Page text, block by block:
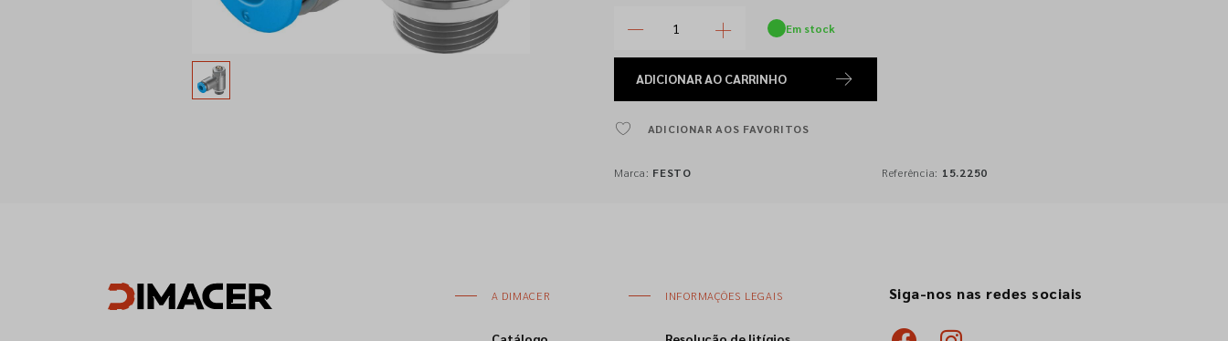
Em stock
ADICIONARAO CARRINHO
ADICIONAR AOS FAVORITOS
Marca: FESTO Referência: 15.2250
A DIMACER INFORMAÇÕES LEGAIS Siga-nos nas redes sociais